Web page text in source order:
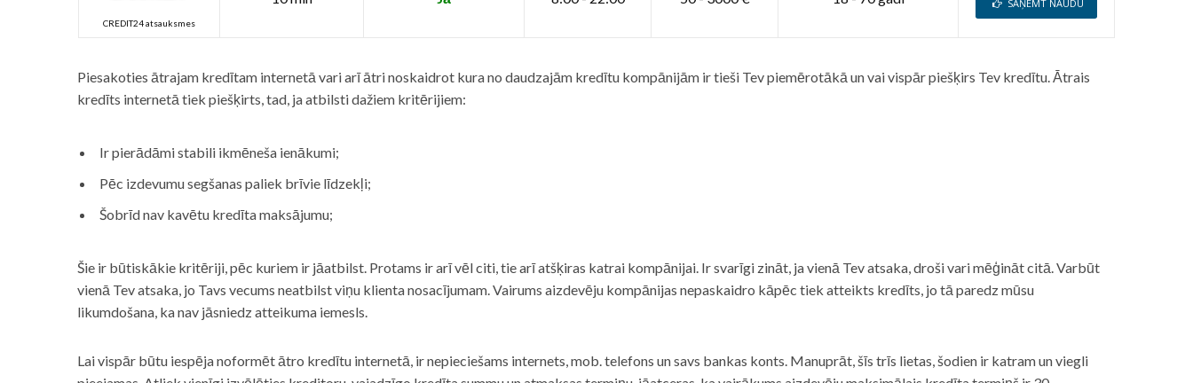
CREDIT24 atsauksmes
SAŅEMT NAUDU
Piesakoties ātrajam kredītam internetā vari arī ātri noskaidrot kura no daudzajām kredītu kompānijām ir tieši Tev piemērotākā un vai vispār piešķirs Tev kredītu. Ātrais
kredīts internetā tiek piešķirts, tad, ja atbilsti dažiem kritērijiem:
Ir pierādāmi stabili ikmēneša ienākumi;
Pēc izdevumu segšanas paliek brīvie līdzekļi;
Šobrīd nav kavētu kredīta maksājumu;
Šie ir būtiskākie kritēriji, pēc kuriem ir jāatbilst. Protams ir arī vēl citi, tie arī atšķiras katrai kompānijai. Ir svarīgi zināt, ja vienā Tev atsaka, droši vari mēģināt citā. Varbūt
vienā Tev atsaka, jo Tavs vecums neatbilst viņu klienta nosacījumam. Vairums aizdevēju kompānijas nepaskaidro kāpēc tiek atteikts kredīts, jo tā paredz mūsu
likumdošana, ka nav jāsniedz atteikuma iemesls.
Lai vispār būtu iespēja noformēt ātro kredītu internetā, ir nepieciešams internets, mob. telefons un savs bankas konts. Manuprāt, šīs trīs lietas, šodien ir katram un viegli